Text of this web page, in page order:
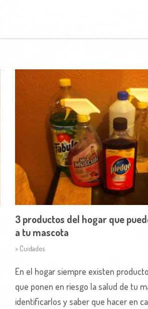
3 productos del hogar que
a tu mascota
> Cuidados
En el hogar siempre existen
que ponen en riesgo la salud de tu
identificarlos y saber que hacer en